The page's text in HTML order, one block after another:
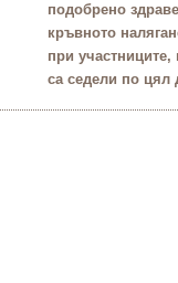
подобрено
кръвното
при участниците,
са седели по цял